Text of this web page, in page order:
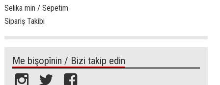
Selika min / Sepetim
Sipariş Takibi
Me bişopînin / Bizi takip edin